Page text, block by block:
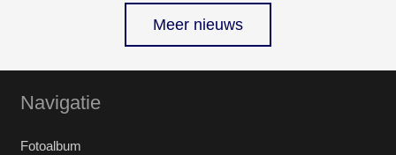
Meer nieuws
Navigatie
Fotoalbum